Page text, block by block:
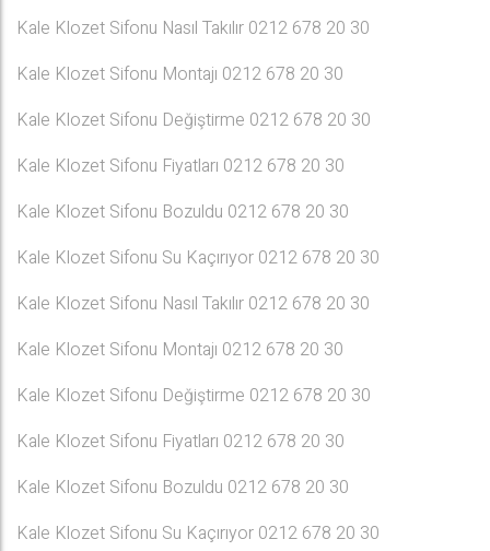
Kale Klozet Sifonu Nasıl Takılır 0212 678 20 30
Kale Klozet Sifonu Montajı 0212 678 20 30
Kale Klozet Sifonu Değiştirme 0212 678 20 30
Kale Klozet Sifonu Fiyatları 0212 678 20 30
Kale Klozet Sifonu Bozuldu 0212 678 20 30
Kale Klozet Sifonu Su Kaçırıyor 0212 678 20 30
Kale Klozet Sifonu Nasıl Takılır 0212 678 20 30
Kale Klozet Sifonu Montajı 0212 678 20 30
Kale Klozet Sifonu Değiştirme 0212 678 20 30
Kale Klozet Sifonu Fiyatları 0212 678 20 30
Kale Klozet Sifonu Bozuldu 0212 678 20 30
Kale Klozet Sifonu Su Kaçırıyor 0212 678 20 30